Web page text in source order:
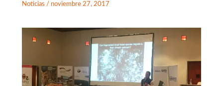
Noticias / noviembre 27, 2017